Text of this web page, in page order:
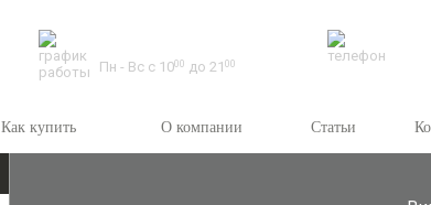
Пн - Вс с 1000 до 21 00
Как купить О компании Статьи